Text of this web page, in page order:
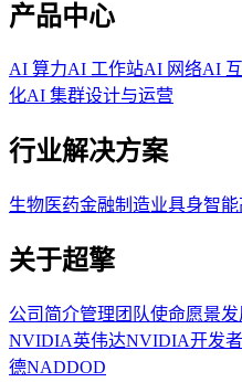
产品中心
AI 算力AI 工作站AI 网络AI
化AI 集群设计与运营
行业解决方案
生物医药金融制造业具身智能
关于超擎
公司简介管理团队使命愿景
NVIDIA英伟达NVIDIA开发
德NADDOD